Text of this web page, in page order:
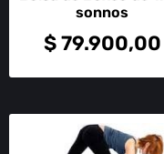
sonnos
$79.900,00